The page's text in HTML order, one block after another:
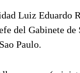
Luiz Eduardo
del Gabinete
Paulo.